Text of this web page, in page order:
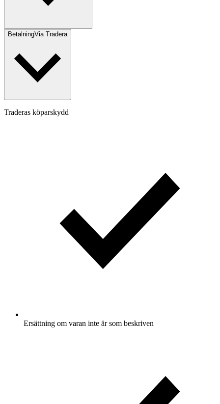
BetalningVia Tradera
Traderas köparskydd
Ersättning om varan inte är som beskriven